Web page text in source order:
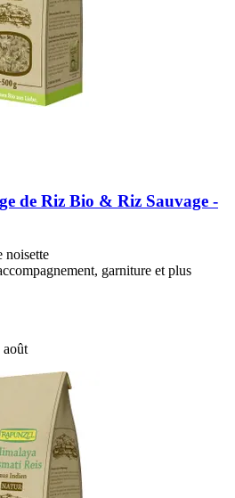
de Riz Bio & Riz Sauvage -​
noisette
garniture et plus